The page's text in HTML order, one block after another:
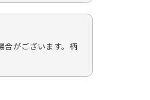
合がございます。柄